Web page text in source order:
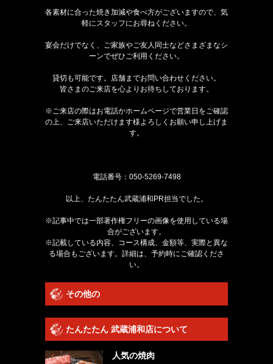
各素材に合った焼き加減や食べ方がございますので、気
軽にスタッフにお尋ねください。
宴会だけでなく、ご家族やご友人同士などさまざまなシ
ーンでぜひご利用ください。
貸切も可能です。店舗までお問い合わせください。
皆さまのご来店を心よりお待ちしております。
※ご来店の際はお電話かホームページで営業日をご確認
の上、ご来店いただけます様よろしくお願い申し上げま
す。
電話番号： 050-5269-7498
以上、たんたたん武蔵浦和PR担当でした。
※記事中では一部著作権フリーの画像を使用している場
合がございます。
※記載している内容、コース構成、金額等、実際と異な
る場合もございます。詳細は、予約時にご確認くださ
い。
その他の
たんたたん 武蔵浦和店について
人気の焼肉